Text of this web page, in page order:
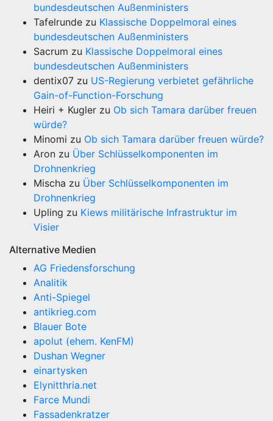
bundesdeutschen Außenministers
Tafelrunde zu Klassische Doppelmoral eines
bundesdeutschen Außenministers
Sacrum zu Klassische Doppelmoral eines
bundesdeutschen Außenministers
dentix07 zu US-Regierung verbietet gefährliche
Gain-of-Function-Forschung
Heiri + Kugler zu Ob sich Tamara darüber freuen
würde?
Minomi zu Ob sich Tamara darüber freuen würde?
Aron zu Über Schlüsselkomponenten im
Drohnenkrieg
Mischa zu Über Schlüsselkomponenten im
Drohnenkrieg
Upling zu Kiews militärische Infrastruktur im
Visier
Alternative Medien
AG Friedensforschung
Analitik
Anti-Spiegel
antikrieg.com
Blauer Bote
apolut (ehem. KenFM)
Dushan Wegner
einartysken
Elynitthria.net
Farce Mundi
Fassadenkratzer